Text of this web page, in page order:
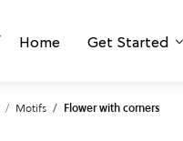
Home Get Started
Motifs Flower with corners